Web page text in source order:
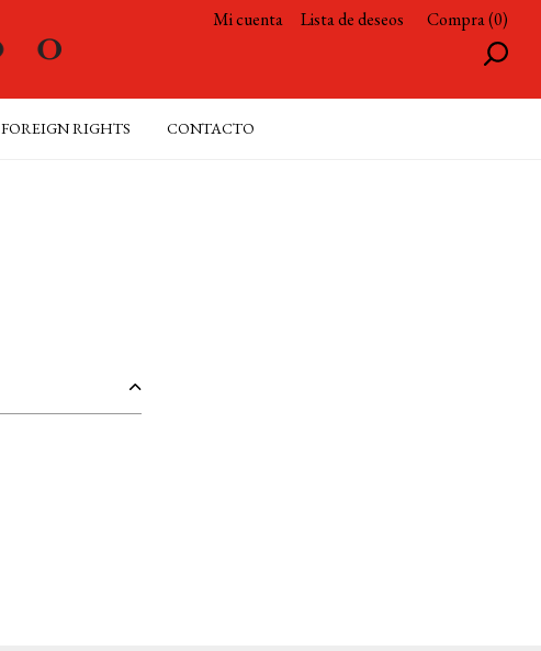
Mi cuenta Lista de deseos Compra (0)
FOREIGN RIGHTS CONTACTO